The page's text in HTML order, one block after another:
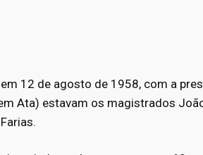
12 de agosto de 1958, com a
Ata) estavam os magistrados